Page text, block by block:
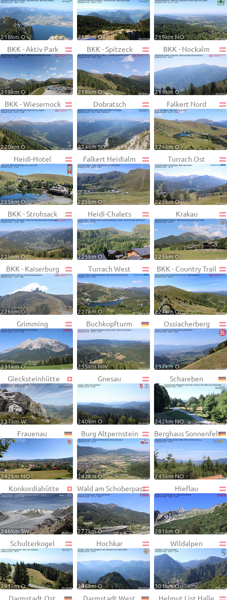
218km O 218km O 219km NO
BKK - Aktiv Park
219km O
BKK - Spitzeck
219km O
BKK - Nockalm
219km O
BKK - Wiesernock
220km O
Dobratsch
224km SO
Falkert Nord
224km O
Heidi-Hotel
225km O
Falkert Heidialm
225km O
Turrach Ost
225km O
BKK - Strohsack
225km O
Heidi-Chalets
225km O
Krakau
225km O
BKK - Kaiserburg
226km O
Turrach West
227km O
BKK - Country Trail
227km O
Grimming
231km O
Buchkopfturm
235km NW
Ossiacherberg
237km O
Glecksteinhütte
237km W
Gnesau
240km O
Schareben
242km NO
Frauenau
242km NO
Burg Altpernstein
242km O
Berghaus Sonnenfels
245km NO
Konkordiahütte
246km SW
Wald am Schoberpass
277km O
Hieflau
281km O
Schulterkogel
291km O
Hochkar
296km O
Wildalpen
301km O
Darmstadt Ost Darmstadt West Helmut List Halle